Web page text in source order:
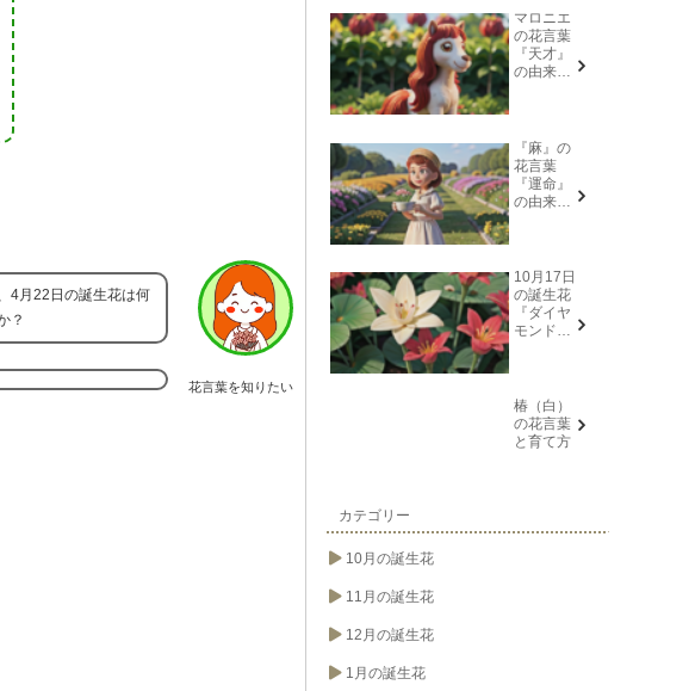
花言葉を知りたい
4月22日の誕生花は何
？
マロニエ
の花言葉
『天才』
の由来と
『麻』の
花言葉
『運命』
の由来と
10月17日
の誕生花
『ダイヤ
モンドリ
楽しみ
に、忍
耐、箱入
椿（白）
の花言葉
と育て方
カテゴリー
10月の誕生花
11月の誕生花
12月の誕生花
1月の誕生花